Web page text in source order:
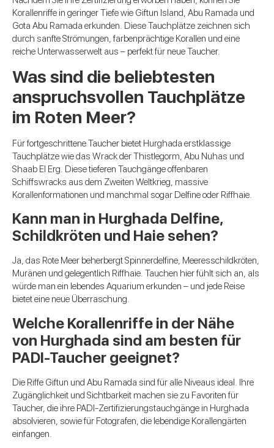
Korallenriffe in geringer Tiefe wie Giftun Island, Abu Ramada und
Gota Abu Ramada erkunden. Diese Tauchplätze zeichnen sich
durch sanfte Strömungen, farbenprächtige Korallen und eine
reiche Unterwasserwelt aus – perfekt für neue Taucher.
Was sind die beliebtesten
anspruchsvollen Tauchplätze
im Roten Meer?
Für fortgeschrittene Taucher bietet Hurghada erstklassige
Tauchplätze wie das Wrack der Thistlegorm, Abu Nuhas und
Shaab El Erg. Diese tieferen Tauchgänge offenbaren
Schiffswracks aus dem Zweiten Weltkrieg, massive
Korallenformationen und manchmal sogar Delfine oder Riffhaie.
Kann man in Hurghada Delfine,
Schildkröten und Haie sehen?
Ja, das Rote Meer beherbergt Spinnerdelfine, Meeresschildkröten,
Muränen und gelegentlich Riffhaie. Tauchen hier fühlt sich an, als
würde man ein lebendes Aquarium erkunden – und jede Reise
bietet eine neue Überraschung.
Welche Korallenriffe in der Nähe
von Hurghada sind am besten für
PADI-Taucher geeignet?
Die Riffe Giftun und Abu Ramada sind für alle Niveaus ideal. Ihre
Zugänglichkeit und Sichtbarkeit machen sie zu Favoriten für
Taucher, die ihre PADI-Zertifizierungstauchgänge in Hurghada
absolvieren, sowie für Fotografen, die lebendige Korallengärten
einfangen.